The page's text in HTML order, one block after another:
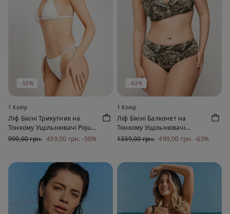
-50%
1 Колір
Ліф Бікіні Трикутник на
Тонкому Ущільнювачі Piqué
Wave
999,00 грн. 499,00 грн. -50%
-63%
1 Колір
Ліф Бікіні Балконет на
Тонкому Ущільнювачі
Golden Tropics
1339,00 грн. 499,00 грн. -63%